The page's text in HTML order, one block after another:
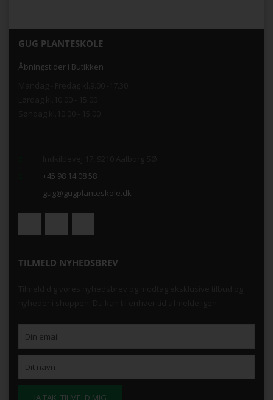
GUG PLANTESKOLE
Åbningstider i Butikken
+45 98 14 08 58
gug@gugplanteskole.dk
TILMELD NYHEDSBREV